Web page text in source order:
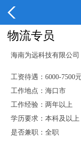
物流专员
海南为远科技有限公司
工资待遇：6000-7500
工作地点：海口市
工作经验：两年以上
学历要求：本科及以上
是否兼职：全职